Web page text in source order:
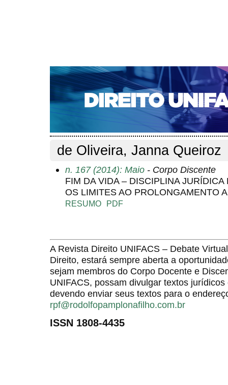
CAPA SOBRE ACESSO CADASTRO
NOTÍCIAS
EDIÇÕES DE Nº 1 A 100 WEBMAIL
Capa>Pesquisa> Perfil do autor
Perfil do autor
de Oliveira, Janna Queiroz
n. 167 (2014): Maio - Corpo Discente
FIM DA VIDA – DISCIPLINA
OS LIMITES AO PROLONGAMENTO
RESUMO PDF
A Revista Direito UNIFACS – Debate
Direito, estará sempre aberta a
sejam membros do Corpo Docente e
UNIFACS, possam divulgar textos
devendo enviar seus textos para o
rpf@rodolfopamplonafilho.com.br
ISSN 1808-4435